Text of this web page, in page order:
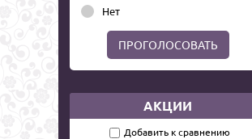
Нет
ПРОГОЛОСОВАТЬ
АКЦИИ
Добавить к сравнению